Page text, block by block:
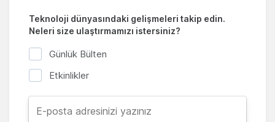
Teknoloji dünyasındaki gelişmeleri takip edin.
Neleri size ulaştırmamızı istersiniz?
Günlük Bülten
Etkinlikler